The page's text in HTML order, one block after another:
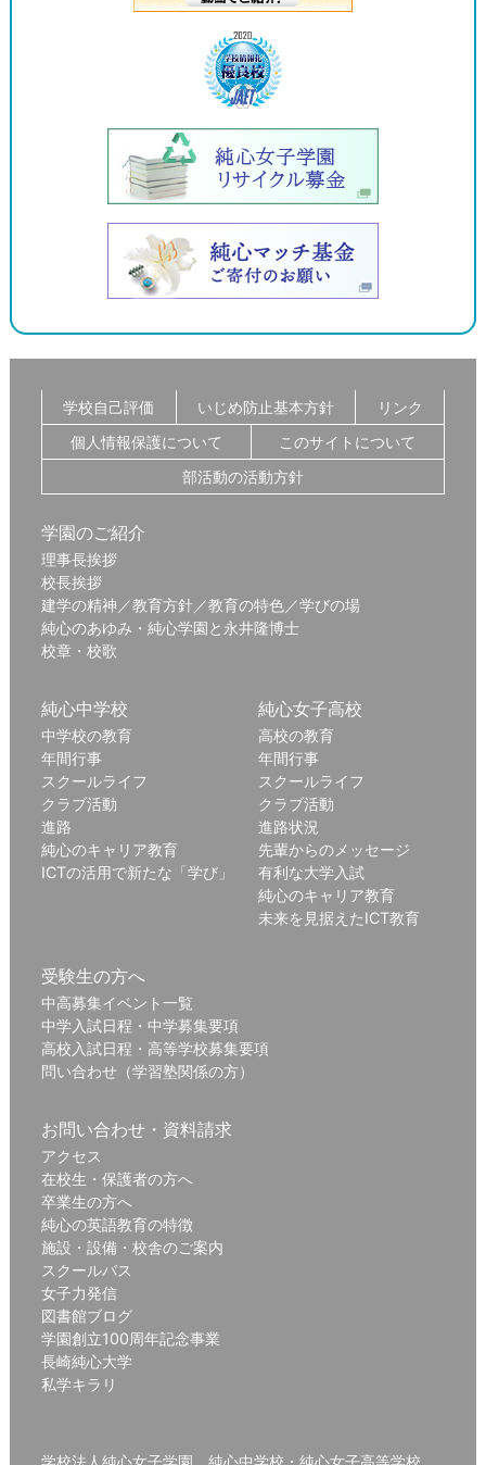
学校自己評価 いじめ防止基本方針
リンク
個人情報保護について
このサイトについて
部活動の活動方針
学園のご紹介
理事長挨拶
校長挨拶
建学の精神／教育方針／教育の特色／学びの場
純心のあゆみ・純心学園と永井隆博士
校章・校歌
純心中学校
中学校の教育
年間行事
スクールライフ
クラブ活動
進路
純心のキャリア教育
ICTの活用で新たな「学び」
純心女子高校
高校の教育
年間行事
スクールライフ
クラブ活動
進路状況
先輩からのメッセージ
有利な大学入試
純心のキャリア教育
未来を見据えたICT教育
受験生の方へ
中高募集イベント一覧
中学入試日程・中学募集要項
高校入試日程・高等学校募集要項
問い合わせ（学習塾関係の方）
お問い合わせ・資料請求
アクセス
在校生・保護者の方へ
卒業生の方へ
純心の英語教育の特徴
施設・設備・校舎のご案内
スクールバス
女子力発信
図書館ブログ
学園創立100周年記念事業
長崎純心大学
私学キラリ